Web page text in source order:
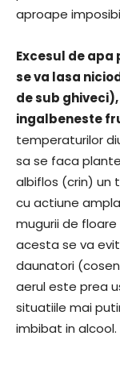
aproape
Excesul de
se va lasa
de sub
ingalbeneste
temperaturilor
sa se faca
albiflos (crin) un
cu actiune
mugurii de
acesta se va
daunatori
aerul este prea
situatiile mai
imbibat in alcool.